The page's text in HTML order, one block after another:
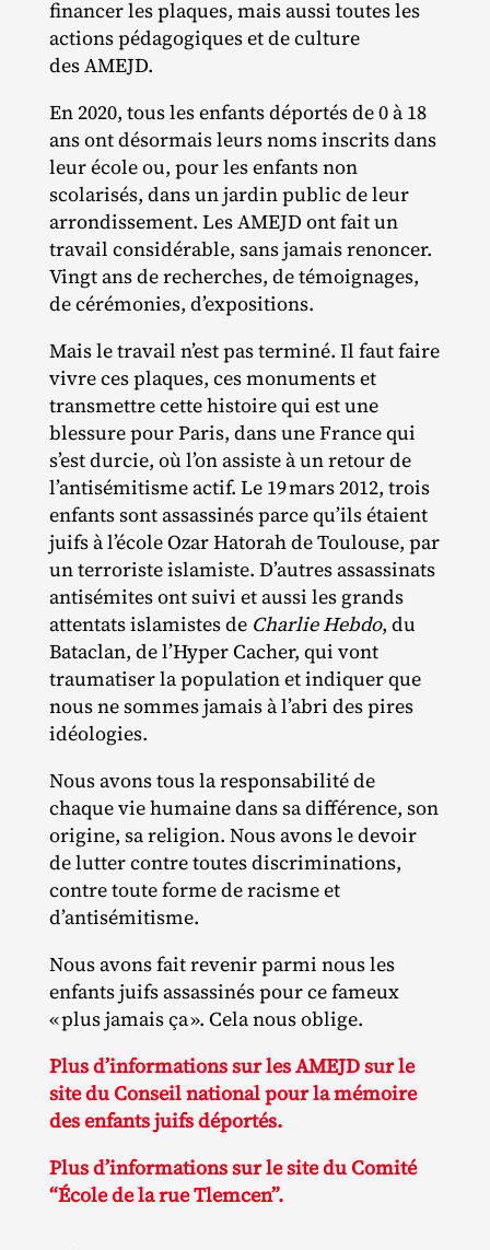
financer les plaques, mais aussi toutes les
actions pédagogiques et de culture
des AMEJD.
En 2020, tous les enfants déportés de 0 à 18
ans ont désormais leurs noms inscrits dans
leur école ou, pour les enfants non
scolarisés, dans un jardin public de leur
arrondissement. Les AMEJD ont fait un
travail considérable, sans jamais renoncer.
Vingt ans de recherches, de témoignages,
de cérémonies, d’expositions.
Mais le travail n’est pas terminé. Il faut faire
vivre ces plaques, ces monuments et
transmettre cette histoire qui est une
blessure pour Paris, dans une France qui
s’est durcie, où l’on assiste à un retour de
l’antisémitisme actif. Le 19 mars 2012, trois
enfants sont assassinés parce qu’ils étaient
juifs à l’école Ozar Hatorah de Toulouse, par
un terroriste islamiste. D’autres assassinats
antisémites ont suivi et aussi les grands
attentats islamistes de Charlie Hebdo, du
Bataclan, de l’Hyper Cacher, qui vont
traumatiser la population et indiquer que
nous ne sommes jamais à l’abri des pires
idéologies.
Nous avons tous la responsabilité de
chaque vie humaine dans sa différence, son
origine, sa religion. Nous avons le devoir
de lutter contre toutes discriminations,
contre toute forme de racisme et
d’antisémitisme.
Nous avons fait revenir parmi nous les
enfants juifs assassinés pour ce fameux
« plus jamais ça ». Cela nous oblige.
Plus d’informations sur les AMEJD sur le
site du Conseil national pour la mémoire
des enfants juifs déportés.
Plus d’informations sur le site du Comité
“École de la rue Tlemcen”.